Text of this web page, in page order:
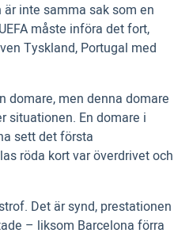
inte samma sak som en
måste införa det fort,
Tyskland, Portugal med
domare, men denna domare
situationen. En domare i
sett det första
röda kort var överdrivet och
Det är synd, prestationen
– liksom Barcelona förra